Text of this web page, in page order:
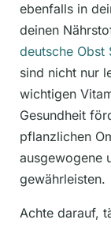
ebenfalls in
deinen
deutsche Obst
sind nicht nur
wichtigen
Gesundheit
pflanzlichen
ausgewogene
gewährleisten.
Achte darauf,